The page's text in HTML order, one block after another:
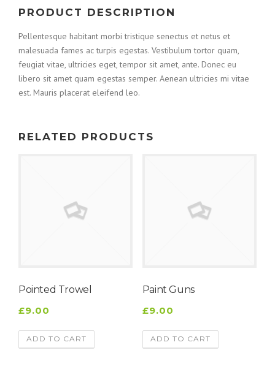
PRODUCT DESCRIPTION
Pellentesque habitant morbi tristique senectus et netus et
malesuada fames ac turpis egestas. Vestibulum tortor quam,
feugiat vitae, ultricies eget, tempor sit amet, ante. Donec eu
libero sit amet quam egestas semper. Aenean ultricies mi vitae
est. Mauris placerat eleifend leo.
RELATED PRODUCTS
Pointed Trowel
£9.00
ADD TO CART
Paint Guns
£9.00
ADD TO CART